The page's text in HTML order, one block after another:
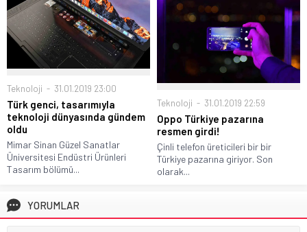
Teknoloji 31.01.2019 23:00
Türk genci, tasarımıyla
teknoloji dünyasında gündem
oldu
Mimar Sinan Güzel Sanatlar
Üniversitesi Endüstri Ürünleri
Tasarım bölümü...
Teknoloji 31.01.2019 22:59
Oppo Türkiye pazarına
resmen girdi!
Çinli telefon üreticileri bir bir
Türkiye pazarına giriyor. Son
olarak...
YORUMLAR